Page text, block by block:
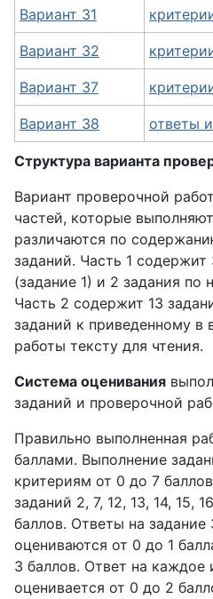
Вариант 31
Вариант 32
Вариант 37
Вариант 38 ответы
Структура варианта
Вариант проверочной
частей, которые
различаются по
заданий. Часть 1 содержит
(задание 1) и 2 задания по
Часть 2 содержит 13
заданий к приведенному в
работы тексту для чтения.
Система оценивания
заданий и проверочной
Правильно выполненная
баллами. Выполнение
критериям от 0 до 7
заданий 2, 7, 12, 13, 14, 15,
баллов. Ответы на задание
оцениваются от 0 до 1
3 баллов. Ответ на каждое
оценивается от 0 до 2